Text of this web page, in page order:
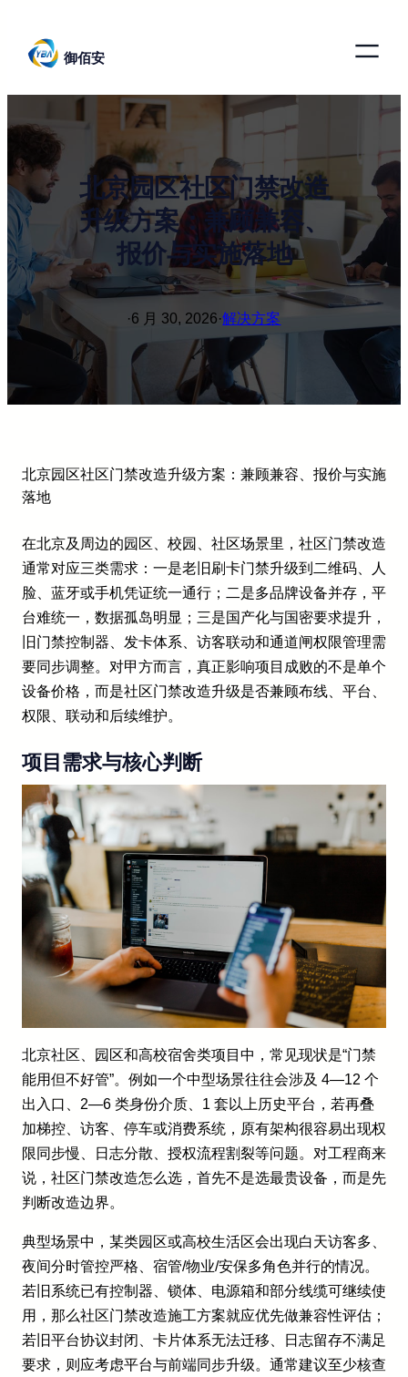
御佰安
北京园区社区门禁改造
升级方案：兼顾兼容、
报价与实施落地
·6 月 30, 2026·解决方案
北京园区社区门禁改造升级方案：兼顾兼容、报价与实施
落地
在北京及周边的园区、校园、社区场景里，社区门禁改造
通常对应三类需求：一是老旧刷卡门禁升级到二维码、人
脸、蓝牙或手机凭证统一通行；二是多品牌设备并存，平
台难统一，数据孤岛明显；三是国产化与国密要求提升，
旧门禁控制器、发卡体系、访客联动和通道闸权限管理需
要同步调整。对甲方而言，真正影响项目成败的不是单个
设备价格，而是社区门禁改造升级是否兼顾布线、平台、
权限、联动和后续维护。
项目需求与核心判断
北京社区、园区和高校宿舍类项目中，常见现状是“门禁
能用但不好管”。例如一个中型场景往往会涉及 4—12 个
出入口、2—6 类身份介质、1 套以上历史平台，若再叠
加梯控、访客、停车或消费系统，原有架构很容易出现权
限同步慢、日志分散、授权流程割裂等问题。对工程商来
说，社区门禁改造怎么选，首先不是选最贵设备，而是先
判断改造边界。
典型场景中，某类园区或高校生活区会出现白天访客多、
夜间分时管控严格、宿管/物业/安保多角色并行的情况。
若旧系统已有控制器、锁体、电源箱和部分线缆可继续使
用，那么社区门禁改造施工方案就应优先做兼容性评估；
若旧平台协议封闭、卡片体系无法迁移、日志留存不满足
要求，则应考虑平台与前端同步升级。通常建议至少核查